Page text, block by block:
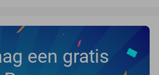
een gratis